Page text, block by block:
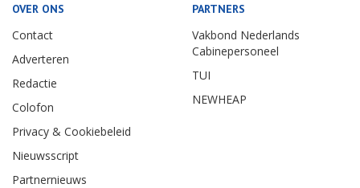
OVER ONS
Contact
Adverteren
Redactie
Colofon
Privacy & Cookiebeleid
Nieuwsscript
Partnernieuws
PARTNERS
Vakbond Nederlands
Cabinepersoneel
TUI
NEWHEAP